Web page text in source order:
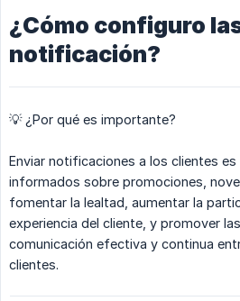
¿Cómo configuro
notificación?
💡 ¿Por qué es importante?
Enviar notificaciones a los clientes
informados sobre promociones,
fomentar la lealtad, aumentar la
experiencia del cliente, y promover
comunicación efectiva y continua
clientes.